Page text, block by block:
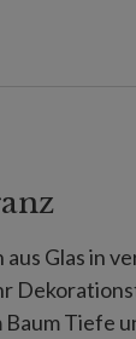
Glas in
Tiefe